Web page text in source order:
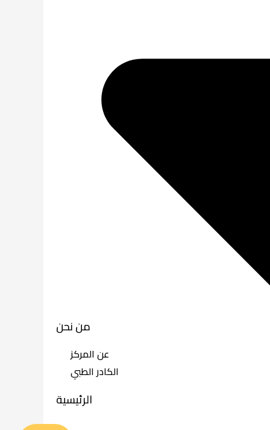
من نحن
عن المركز
الكادر الطبي
الرئيسية